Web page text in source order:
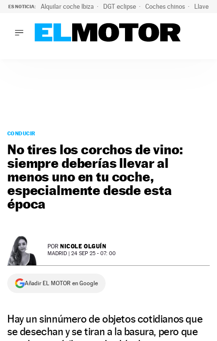
ES NOTICIA: Alquilar coche Ibiza DGT eclipse Coches chinos Llaves
PODCAST
MOTOS
TECNOLOGÍA
PREMIOS
SERVICIOS
SÍGUENOS
CONDUCIR
No tires los corchos de vino:
siempre deberías llevar al
menos uno en tu coche,
especialmente desde esta
época
POR NICOLE OLGUÍN
MADRID | 24 SEP 25 - 07: 00
Añadir EL MOTOR en Google
Hay un sinnúmero de objetos cotidianos que
se desechan y se tiran a la basura, pero que